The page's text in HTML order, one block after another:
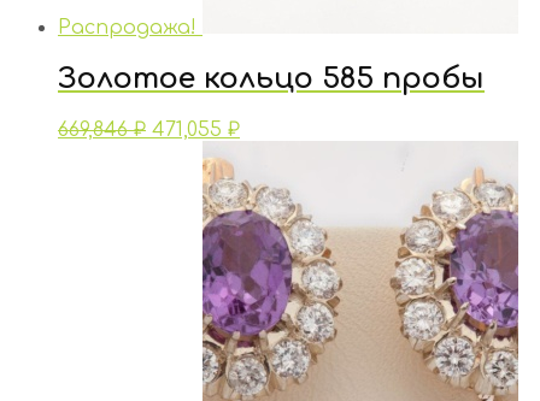
Распродажа!
Золотое кольцо 585 пробы
669,846₽ 471,055 ₽